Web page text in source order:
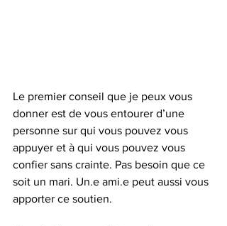
Le premier conseil que je peux vous
donner est de vous entourer d’une
personne sur qui vous pouvez vous
appuyer et à qui vous pouvez vous
confier sans crainte. Pas besoin que ce
soit un mari. Un.e ami.e peut aussi vous
apporter ce soutien.